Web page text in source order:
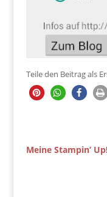
Teile den Beitrag als
Meine Stampin‘